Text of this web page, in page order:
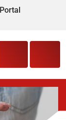
Portal